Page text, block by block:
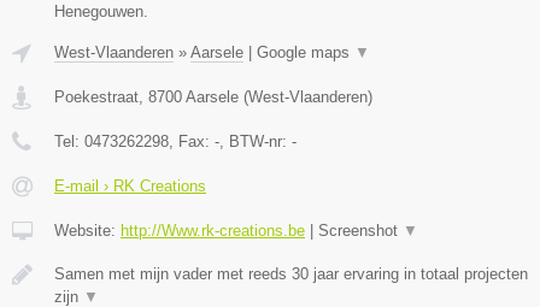
Henegouwen.
West-Vlaanderen » Aarsele Google maps ▼
Poekestraat 8700 Aarsele (West-Vlaanderen)
Tel: 0473262298 , Fax: - , BTW-nr: -
E-mail › RK Creations
Website: http://Www.rk-creations.be Screenshot ▼
Samen met mijn vader met reeds 30 jaar ervaring in totaal projecten
zijn ▼